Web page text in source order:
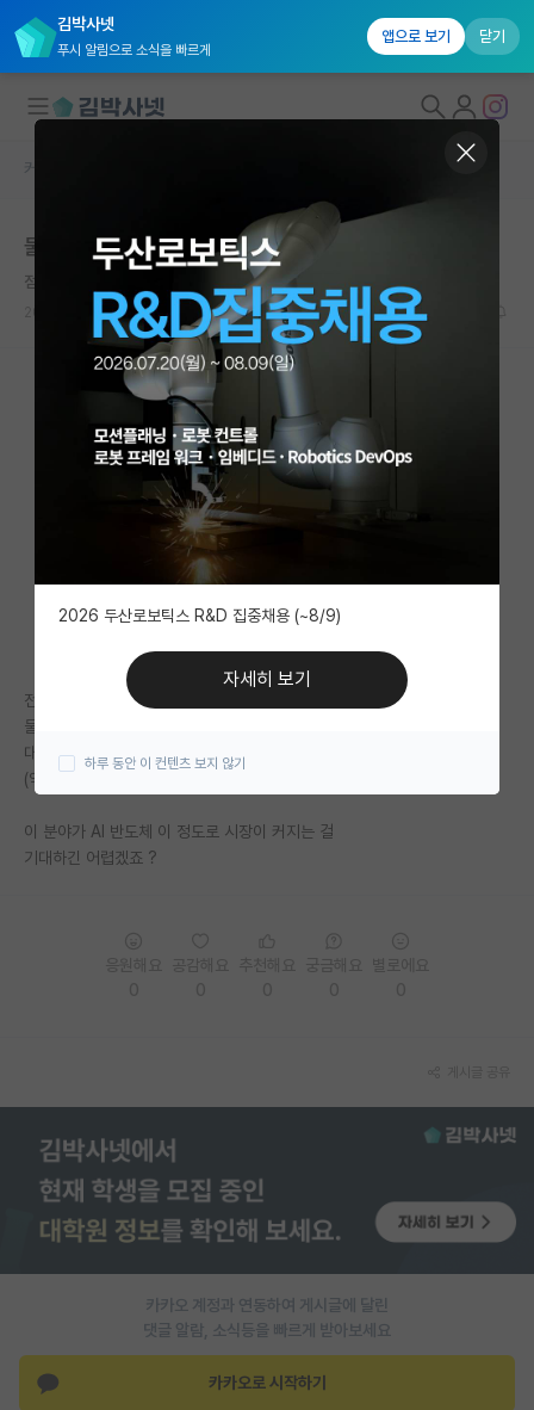
김박사넷
푸시 알림으로 소식을 빠르게
앱으로 보기 닫기
국내대학원 정보
연구실&오픈랩
커뮤니티
커뮤니티 홈
전체글보기
베스트 게시판
IF 명예의전당
자유 게시판(아무개랩)
미국 유학 게시판
미국 대학원 합격 후기 게시판
대학원 합격 후기 게시판
연구실(PI) 홍보 게시판
석박사 채용 정보 게시판
PI 전용 게시판
인문사회 계열 게시판
특수/전문대학원 게시판
반도체/AI 게시판
장학금/장학생 게시판
학술 정보 게시판
커뮤니티 홈
물 산업
점잖은 라이프니츠
2024.08.29 0 656
전국에서
물을 국가단위로 체계적으로 관리하는 곳이
대구 달성군 밖에 없습니다
(약 4천억 규모 물 클러스터 단지)
이 분야가 AI 반도체 이 정도로 시장이 커지는 걸
기대하긴 어렵겠죠 ?
카카오 계정과 연동하여 게시글에 달린
댓글 알람, 소식등을 빠르게 받아보세요
카카오로 시작하기
2026 두산로보틱스 R&D 집중채용 (~8/9)
자세히 보기
하루 동안 이 컨텐츠 보지 않기